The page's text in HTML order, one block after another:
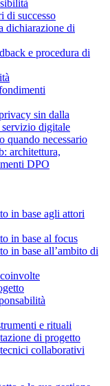
di successo
dichiarazione di
e procedura di
sin dalla
digitale
quando necessario
architettura,
DPO
in base agli attori
in base al focus
in base all’ambito di
e rituali
di progetto
collaborativi